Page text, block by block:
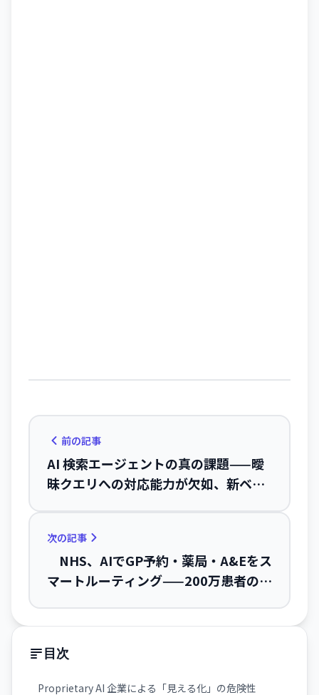
前の記事
AI 検索エージェントの真の課題——曖
昧クエリへの対応能力が欠如、新ベン
次の記事
NHS、AIでGP予約・薬局・A&Eをス
マートルーティング——200万患者の医
目次
Proprietary AI 企業による「見える化」の危険性